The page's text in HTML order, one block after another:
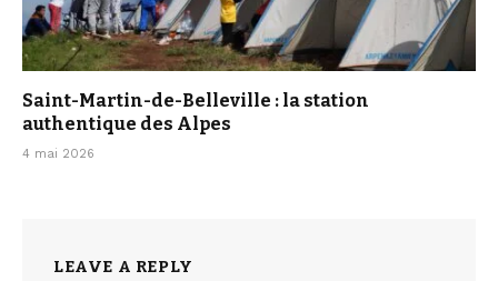
Saint-Martin-de-Belleville : la station
authentique des Alpes
4 mai 2026
LEAVE A REPLY